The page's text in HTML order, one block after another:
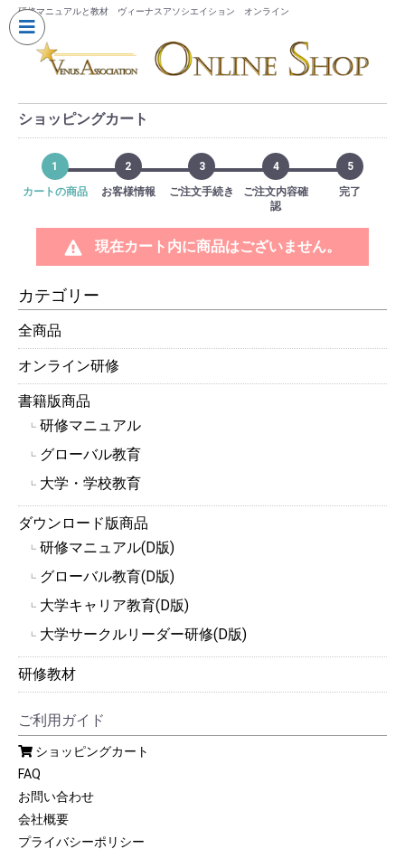
研修マニュアルと教材 ヴィーナスアソシエイション オンライン
カテゴリー
全商品
オンライン研修
書籍版商品
┗ 研修マニュアル
┗ グローバル教育
┗ 大学・学校教育
ダウンロード版商品
┗ 研修マニュアル(D版)
┗ グローバル教育(D版)
┗ 大学キャリア教育(D版)
┗ 大学サークルリーダー研修(D版)
研修教材
ご利用ガイド
ショッピングカート
FAQ
お問い合わせ
会社概要
プライバシーポリシー
ショッピングカート
1
カートの商品
2
お客様情報
3
ご注文手続き
4
ご注文内容確
認
5
完了
現在カート内に商品はございません。